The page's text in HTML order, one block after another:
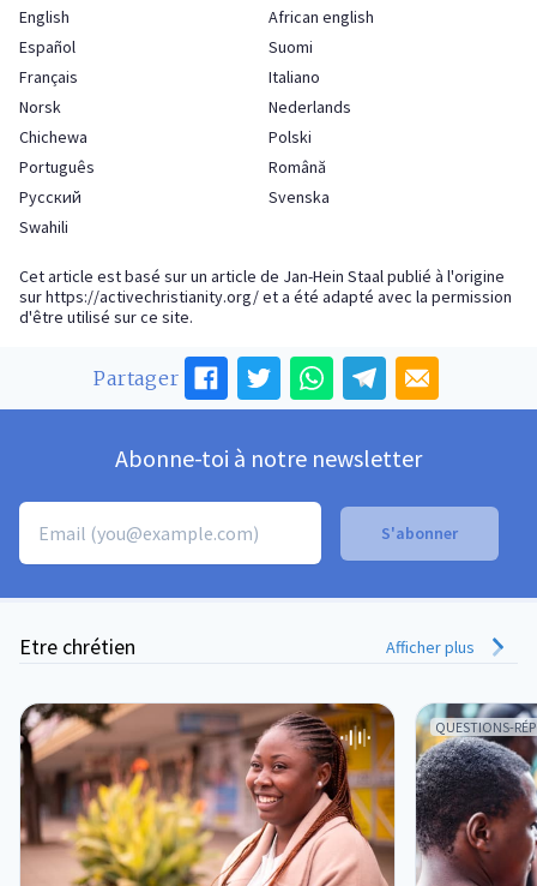
English
African english
Español
Suomi
Français
Italiano
Norsk
Nederlands
Chichewa
Polski
Português
Română
Русский
Svenska
Swahili
Cet article est basé sur un article de Jan-Hein Staal publié à l'origine
surhttps://activechristianity.org/et a été adapté avec la permission
d'être utilisé sur ce site.
Partager
Abonne-toi à notre newsletter
Etre chrétien Afficher plus
QUESTIONS-